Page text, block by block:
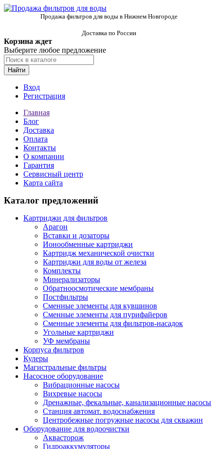
Продажа фильтров для воды в Нижнем Новгороде
Доставка по России
Корзина ждет
Выберите любое предложение
Найти
Вход
Регистрация
Главная
Блог
Доставка
Оплата
Контакты
О компании
Гарантия
Сервисный центр
Карта сайта
Каталог предложений
Картриджи для фильтров
Арагон
Вставки и дозаторы
Ионообменные картриджи
Картридж механической очистки
Картриджи для воды от железа
Комплекты
Минерализаторы
Обратноосмотические мембраны
Постфильтры
Сменные элементы для кувшинов
Сменные элементы для пурифайеров
Сменные элементы для фильтров-насадок
Угольные картриджи
УФ мембраны
Корпуса фильтров
Кулеры
Магистральные фильтры
Насосное оборудование
Вибрационные насосы
Вихревые насосы
Дренажные, фекальные, канализационные насосы
Станция автомат. водоснабжения
Центробежные погружные насосы для скважин
Оборудование для водоочистки
Аквасторож
Гидроаккумуляторы